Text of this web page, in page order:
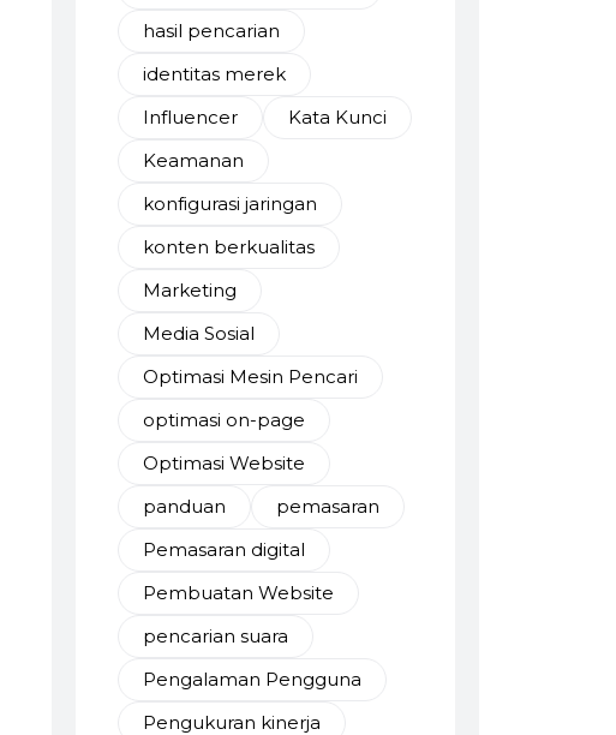
hasil pencarian
identitas merek
Influencer
Kata Kunci
Keamanan
konfigurasi jaringan
konten berkualitas
Marketing
Media Sosial
Optimasi Mesin Pencari
optimasi on-page
Optimasi Website
panduan
pemasaran
Pemasaran digital
Pembuatan Website
pencarian suara
Pengalaman Pengguna
Pengukuran kinerja